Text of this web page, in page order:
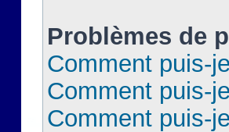
Problèmes de
Comment puis-
Comment puis-
Comment puis-